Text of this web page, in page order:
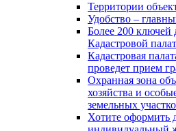
Территории
Удобство –
Более 200 ключей
Кадастровой
Кадастровая
проведет прием
Охранная зона
хозяйства и
земельных
Хотите оформить